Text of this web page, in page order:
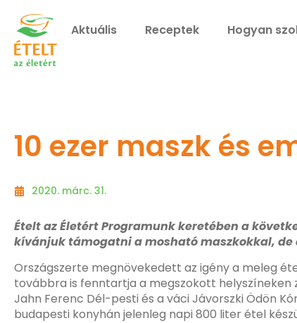
Aktuális Receptek Hogyan
10 ezer maszk és
2020. márc. 31.
Ételt az Életért Programunk keretében a
kívánjuk támogatni a mosható maszkokkal,
Országszerte megnövekedett az igény a meleg
továbbra is fenntartja a megszokott helyszíneken
Jahn Ferenc Dél-pesti és a váci Jávorszki Ödön
budapesti konyhán jelenleg napi 800 liter étel